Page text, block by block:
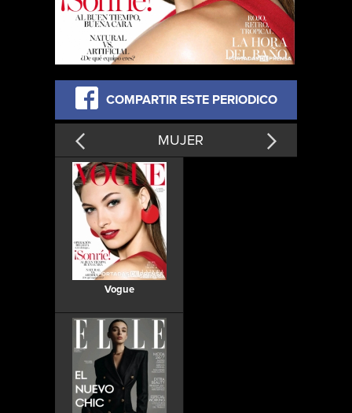
COMPARTIR ESTE PERIODICO
MUJER
Vogue